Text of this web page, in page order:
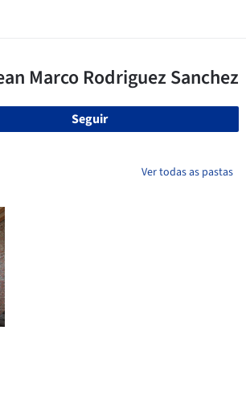
Seguir
Ver todas as pastas